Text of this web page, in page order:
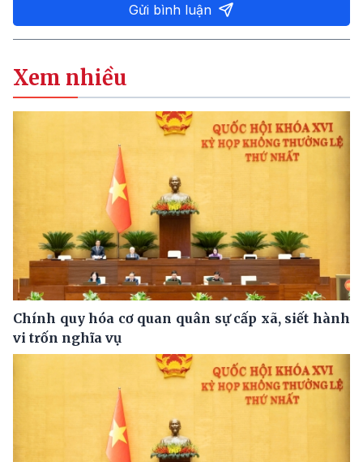
Gửi bình luận
Xem nhiều
Chính quy hóa cơ quan quân sự cấp xã, siết hành
vi trốn nghĩa vụ